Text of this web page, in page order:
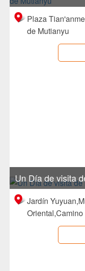
Plaza
de Mutianyu
Un Día de visita
Jardín